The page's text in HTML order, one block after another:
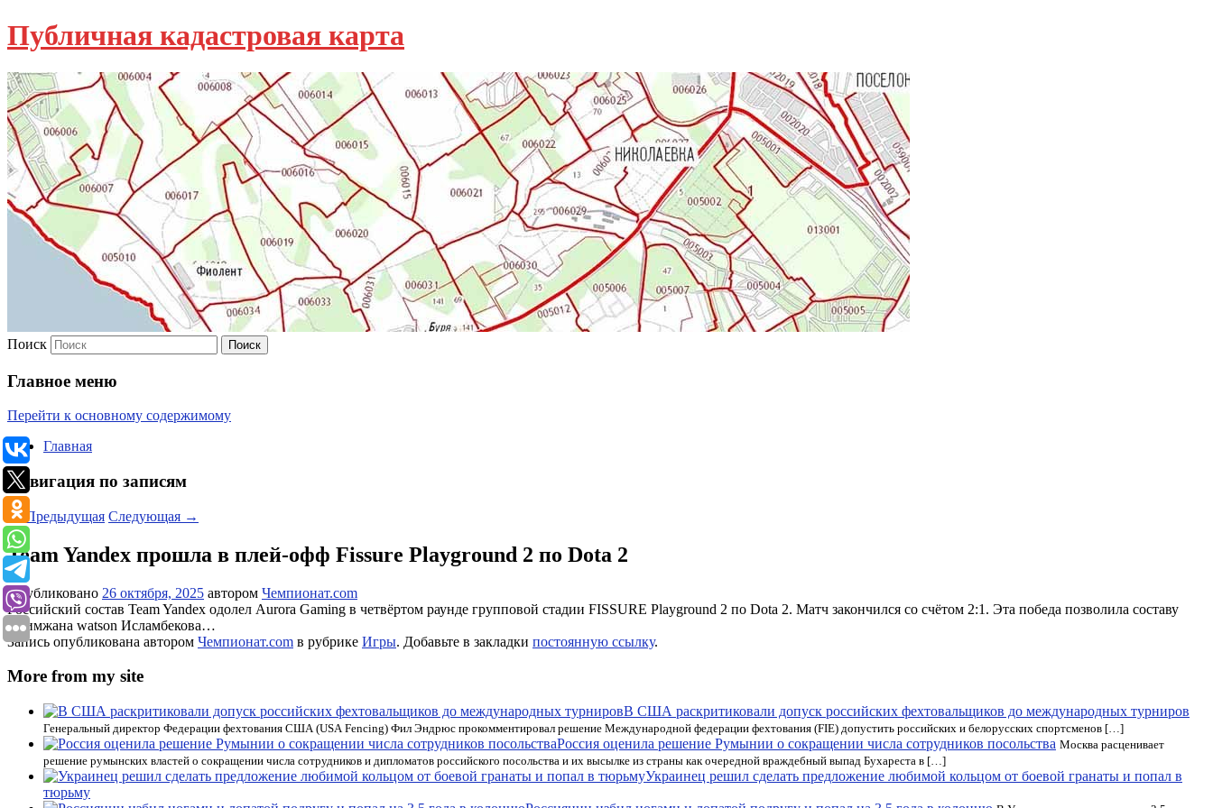
Публичная кадастровая карта
Поиск
Главное меню
Перейти к основному содержимому
Главная
Навигация по записям
←Предыдущая Следующая →
Team Yandex прошла в плей-офф Fissure Playground 2 по Dota 2
Опубликовано 26 октября, 2025 автором Чемпионат.com
Российский состав Team Yandex одолел Aurora Gaming в четвёртом раунде групповой стадии FISSURE Playground 2 по Dota 2. Матч закончился со счётом 2:1. Эта победа позволила составу
Алимжана watson Исламбекова…
Запись опубликована автором Чемпионат.com в рубрике Игры. Добавьте в закладки постоянную ссылку.
More from my site
В США раскритиковали допуск российских фехтовальщиков до международных турниров
Генеральный директор Федерации фехтования США (USA Fencing) Фил Эндрюс прокомментировал решение Международной федерации фехтования (FIE) допустить российских и белорусских спортсменов […]
Россия оценила решение Румынии о сокращении числа сотрудников посольства Москва расценивает
решение румынских властей о сокращении числа сотрудников и дипломатов российского посольства и их высылке из страны как очередной враждебный выпад Бухареста в […]
Украинец решил сделать предложение любимой кольцом от боевой гранаты и попал в
тюрьму